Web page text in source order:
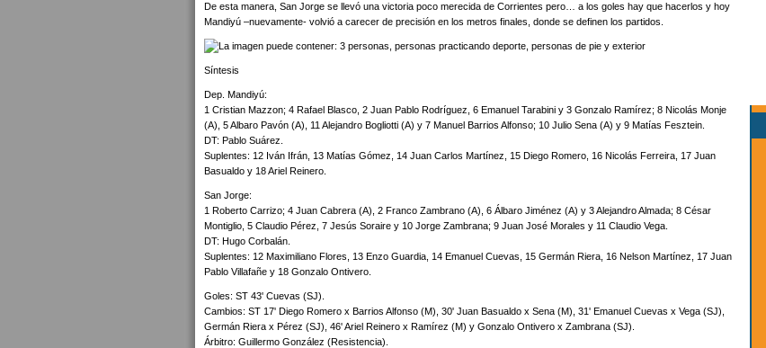
De esta manera, San Jorge se llevó una victoria poco merecida de Corrientes pero… a los goles hay que hacerlos y hoy
Mandiyú –nuevamente- volvió a carecer de precisión en los metros finales, donde se definen los partidos.
Síntesis
Dep. Mandiyú:
1 Cristian Mazzon; 4 Rafael Blasco, 2 Juan Pablo Rodríguez, 6 Emanuel Tarabini y 3 Gonzalo Ramírez; 8 Nicolás Monje
(A), 5 Albaro Pavón (A), 11 Alejandro Bogliotti (A) y 7 Manuel Barrios Alfonso; 10 Julio Sena (A) y 9 Matías Fesztein.
DT: Pablo Suárez.
Suplentes: 12 Iván Ifrán, 13 Matías Gómez, 14 Juan Carlos Martínez, 15 Diego Romero, 16 Nicolás Ferreira, 17 Juan
Basualdo y 18 Ariel Reinero.
San Jorge:
1 Roberto Carrizo; 4 Juan Cabrera (A), 2 Franco Zambrano (A), 6 Álbaro Jiménez (A) y 3 Alejandro Almada; 8 César
Montiglio, 5 Claudio Pérez, 7 Jesús Soraire y 10 Jorge Zambrana; 9 Juan José Morales y 11 Claudio Vega.
DT: Hugo Corbalán.
Suplentes: 12 Maximiliano Flores, 13 Enzo Guardia, 14 Emanuel Cuevas, 15 Germán Riera, 16 Nelson Martínez, 17 Juan
Pablo Villafañe y 18 Gonzalo Ontivero.
Goles: ST 43' Cuevas (SJ).
Cambios: ST 17' Diego Romero x Barrios Alfonso (M), 30' Juan Basualdo x Sena (M), 31' Emanuel Cuevas x Vega (SJ),
Germán Riera x Pérez (SJ), 46' Ariel Reinero x Ramírez (M) y Gonzalo Ontivero x Zambrana (SJ).
Árbitro: Guillermo González (Resistencia).